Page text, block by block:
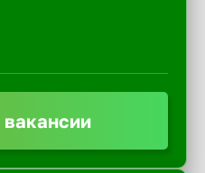
вакансии